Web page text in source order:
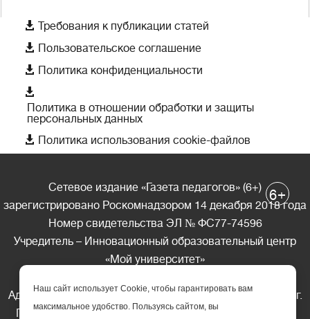
 Требования к публикации статей
 Пользовательское соглашение
 Политика конфиденциальности

Политика в отношении обработки и защиты
персональных данных
 Политика использования cookie-файлов
Сетевое издание «Газета педагогов» (6+)
зарегистрировано Роскомнадзором 14 декабря 2018 года
Номер свидетельства ЭЛ № ФС77-74596
Учредитель – Инновационный образовательный центр
«Мой университет»
Адрес редакции: 185035 Россия, Республика Карелия, г.
Петрозаводск, ул. Фридриха Энгельса д.10, офис 211
6+
Наш сайт использует Cookie, чтобы гарантировать вам
максимальное удобство. Пользуясь сайтом, вы